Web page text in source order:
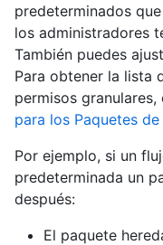
predeterminados
los administradores
También puedes
Para obtener la lista
permisos granulares,
para los Paquetes
Por ejemplo, si un
predeterminada un
después:
El paquete